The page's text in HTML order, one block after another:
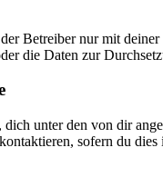
Betreiber nur mit
die Daten zur
dich unter den von dir
sofern du